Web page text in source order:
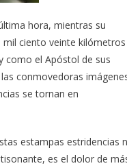
hora, mientras su
mil ciento veinte kilómetros
como el Apóstol de sus
conmovedoras
se tornan en
estampas estridencias
es el dolor de